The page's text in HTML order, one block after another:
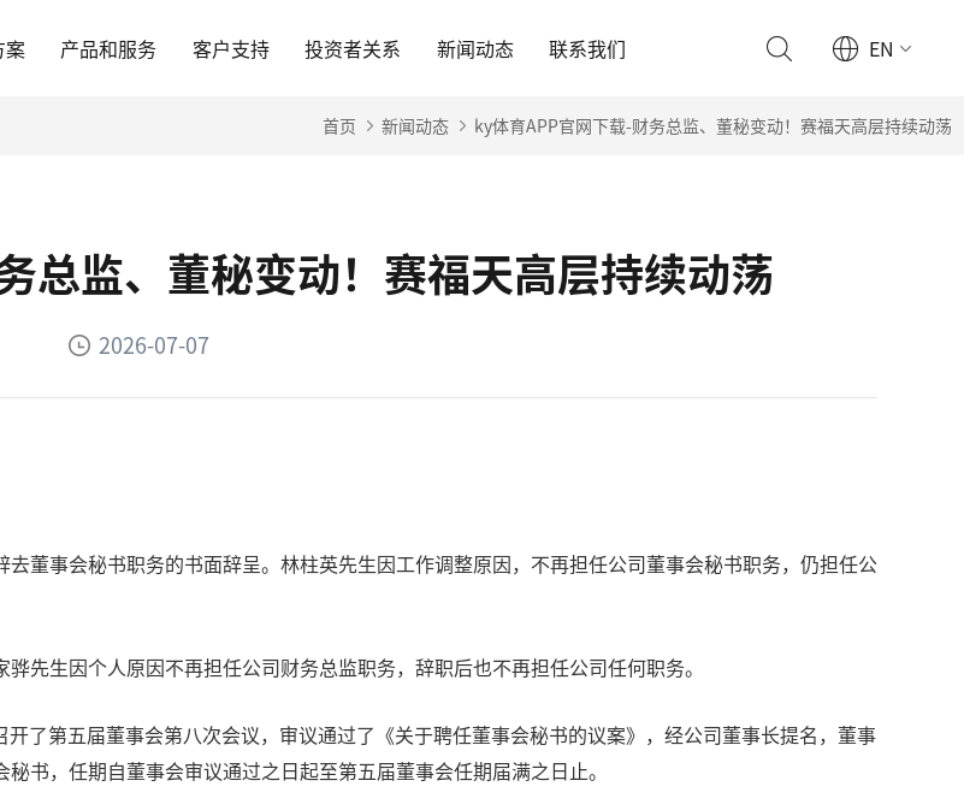
案 产品和服务 客户支持 投资者关系 新闻动态 联系我们 EN
首页 新闻动态 ky体育APP官网下载-财务总监、董秘变动！赛福天高层持续动荡
总监、董秘变动！赛福天高层持续动荡
2026-07-07
董事会秘书职务的书面辞呈。林柱英先生因工作调整原因，不再担任公司董事会秘书职务，仍担任公
先生因个人原因不再担任公司财务总监职务，辞职后也不再担任公司任何职务。
了第五届董事会第八次会议，审议通过了《关于聘任董事会秘书的议案》，经公司董事长提名，董事
书，任期自董事会审议通过之日起至第五届董事会任期届满之日止。